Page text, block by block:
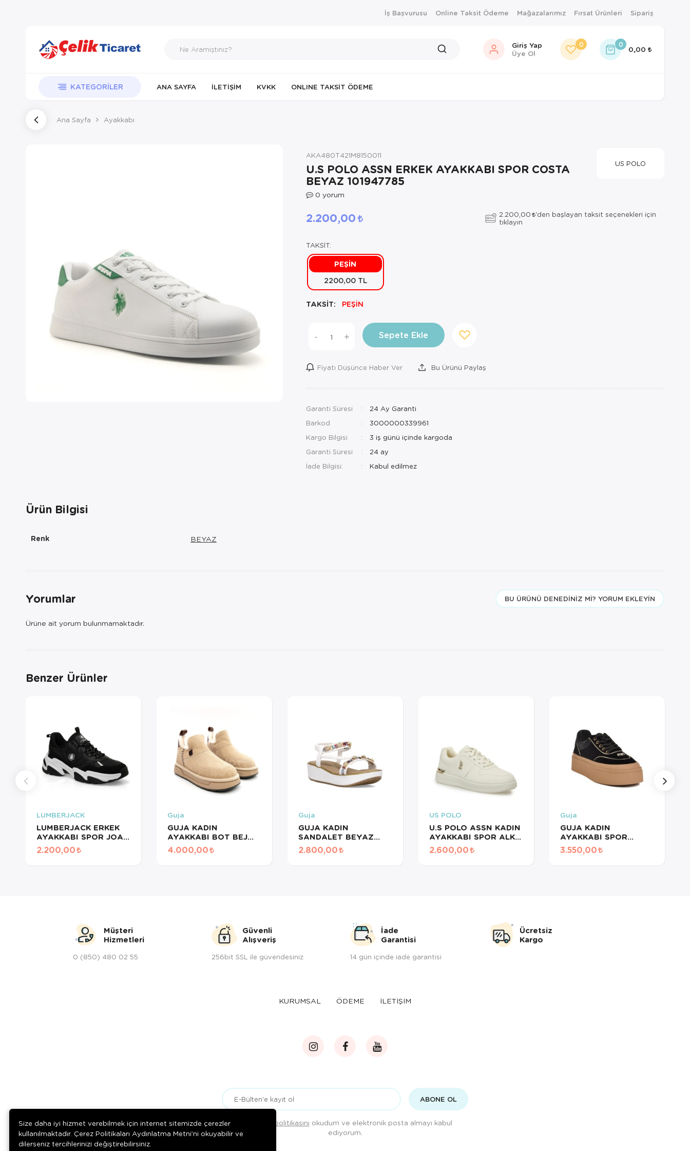
İş Başvurusu Online Taksit Ödeme Mağazalarımız Fırsat Ürünleri Sipariş
Giriş Yap
Üye Ol
0 0
0,00
KATEGORILER ANA SAYFA İLETIŞIM KVKK ONLINE TAKSIT ÖDEME
Ana Sayfa Ayakkabı
AKA480T421M8150011
U.S POLO ASSN ERKEK AYAKKABI SPOR COSTA
BEYAZ 101947785
0 yorum
US POLO
2.200,00 2.200,00 'den başlayan taksit seçenekleri için
tıklayın
TAKSİT:
PEŞİN
2200,00 TL
TAKSİT: PEŞİN
- + Sepete Ekle
Fiyatı Düşünce Haber Ver Bu Ürünü Paylaş
Garanti Süresi
24 Ay Garanti
Barkod
3000000339961
Kargo Bilgisi
3 iş günü içinde kargoda
Garanti Süresi
24 ay
İade Bilgisi:
Ürün Bilgisi
Renk BEYAZ
Yorumlar BU ÜRÜNÜ DENEDINIZ MI? YORUM EKLEYIN
Ürüne ait yorum bulunmamaktadır.
Benzer Ürünler
LUMBERJACK
LUMBERJACK ERKEK
AYAKKABI SPOR JOAO
101782665
2.200,00
Guja
GUJA KADIN
AYAKKABI BOT BEJ
25K486 BJ
4.000,00
Guja
GUJA KADIN
SANDALET BEYAZ
25Y121-4 BY
2.800,00
US POLO
U.S POLO ASSN KADIN
AYAKKABI SPOR ALKA
BEJ 101946700
2.600,00
Guja
GUJA KADIN
AYAKKABI SPOR
SİYAH 25K330 SY
3.550,00
Müşteri
Hizmetleri
0 (850) 480 02 55
Güvenli
Alışveriş
256bit SSL ile güvendesiniz
İade
Garantisi
14 gün içinde iade garantisi
Ücretsiz
Kargo
KURUMSAL ÖDEME İLETİŞİM
ABONE OL
Gizlilik politikasını okudum ve elektronik posta almayı kabul
ediyorum.
Size daha iyi hizmet verebilmek için internet sitemizde çerezler
kullanılmaktadır. Çerez Politikaları Aydınlatma Metni’ni okuyabilir ve
dilerseniz tercihlerinizi değiştirebilirsiniz.